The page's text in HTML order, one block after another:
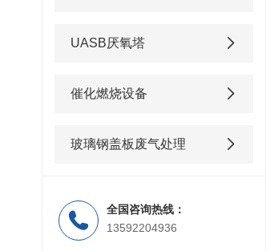
UASB厌氧塔
催化燃烧设备
玻璃钢盖板废气处理
全国咨询热线：
13592204936